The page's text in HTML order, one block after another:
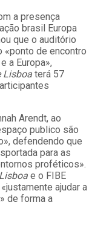
a presença
brasil Europa
que o auditório
«ponto de encontro
a Europa»,
Lisboa terá 57
Arendt, ao
publico são
defendendo que
para as
proféticos».
e o FIBE
ajudar a
de forma a